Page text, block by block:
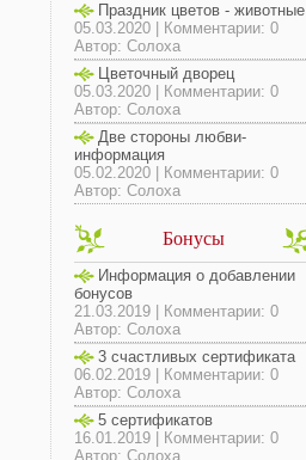
Праздник цветов - животные
05.03.2020 | Комментарии: 0
Автор: Солоха
Цветочный дворец
05.03.2020 | Комментарии: 0
Автор: Солоха
Две стороны любви-
информация
05.02.2020 | Комментарии: 0
Автор: Солоха
Бонусы
Информация о добавлении
бонусов
21.03.2019 | Комментарии: 0
Автор: Солоха
3 счастливых сертификата
06.02.2019 | Комментарии: 0
Автор: Солоха
5 сертификатов
16.01.2019 | Комментарии: 0
Автор: Солоха